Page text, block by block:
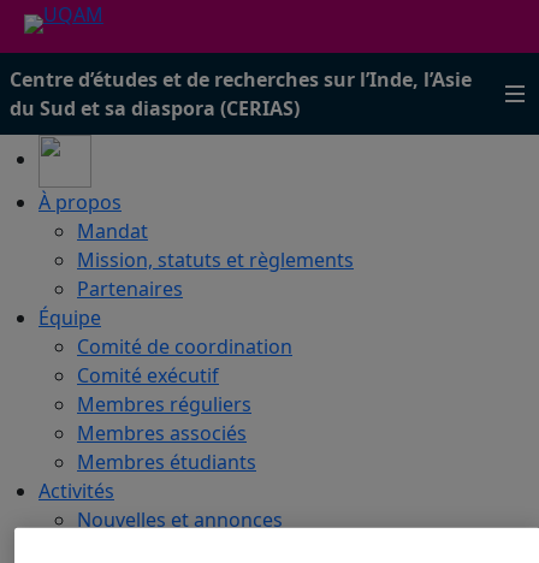
Centre d’études et de recherches sur l’Inde, l’Asie
du Sud et sa diaspora (CERIAS)
À propos
Mandat
Mission, statuts et règlements
Partenaires
Équipe
Comité de coordination
Comité exécutif
Membres réguliers
Membres associés
Membres étudiants
Activités
Nouvelles et annonces